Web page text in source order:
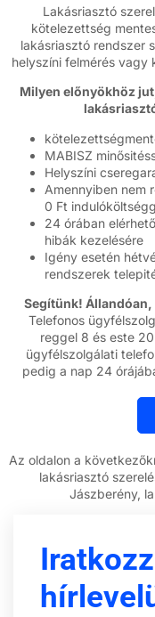
Lakásriasztó
kötelezettség
lakásriasztó rendszer
helyszíni felmérés vagy
Milyen előnyökhöz
MABISZ
Helyszíni
Amennyiben nem
0 Ft
24 órában
hibák kezelésére
Igény esetén
rendszerek
Segítünk! Állandóan,
Telefonos
reggel 8 és este
ügyfélszolgálati
pedig a nap 24
Az oldalon a
lakásriasztó
Jászberény,